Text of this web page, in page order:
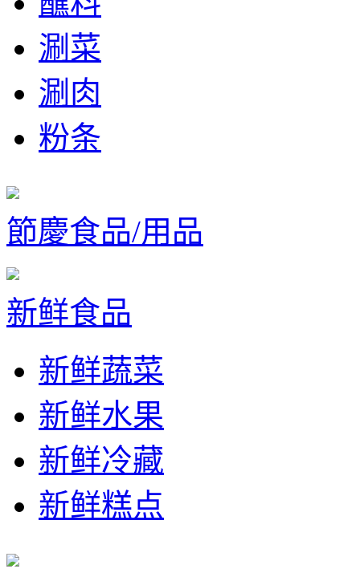
涮菜
涮肉
粉条
節慶食品/用品
新鲜食品
新鲜蔬菜
新鲜水果
新鲜冷藏
新鲜糕点